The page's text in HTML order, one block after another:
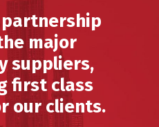
major
suppliers,
first class
our clients.